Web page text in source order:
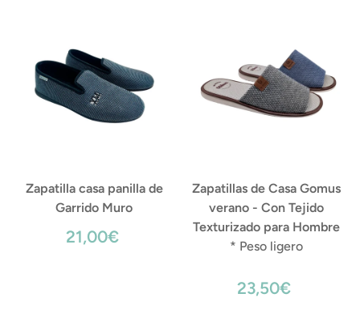
Zapatilla casa panilla de
Garrido Muro
21,00€
Zapatillas de Casa Gomus
verano - Con Tejido
Texturizado para Hombre
* Peso ligero
23,50€